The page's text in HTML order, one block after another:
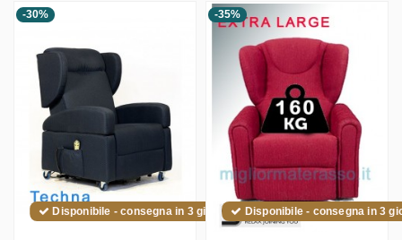
-30%
Disponibile - consegna in 3 giorni (isole 4 giorni)
-35%
Disponibile - consegna in 3